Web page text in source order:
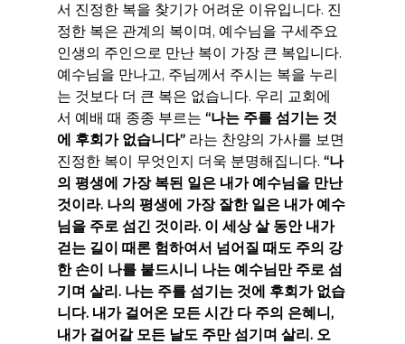
서 진정한 복을 찾기가 어려운 이유입니다. 진
정한 복은 관계의 복이며, 예수님을 구세주요
인생의 주인으로 만난 복이 가장 큰 복입니다.
예수님을 만나고, 주님께서 주시는 복을 누리
는 것보다 더 큰 복은 없습니다. 우리 교회에
서 예배 때 종종 부르는 “나는 주를 섬기는 것
에 후회가 없습니다” 라는 찬양의 가사를 보면
진정한 복이 무엇인지 더욱 분명해집니다. “나
의 평생에 가장 복된 일은 내가 예수님을 만난
것이라. 나의 평생에 가장 잘한 일은 내가 예수
님을 주로 섬긴 것이라. 이 세상 살 동안 내가
걷는 길이 때론 험하여서 넘어질 때도 주의 강
한 손이 나를 붙드시니 나는 예수님만 주로 섬
기며 살리. 나는 주를 섬기는 것에 후회가 없습
니다. 내가 걸어온 모든 시간 다 주의 은혜니,
내가 걸어갈 모든 날도 주만 섬기며 살리. 오